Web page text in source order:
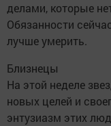
делами, которые
Обязанности
лучше умерить.
Близнецы
На этой неделе
новых целей и
энтузиазм этих